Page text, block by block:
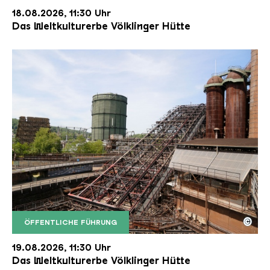
18.08.2026, 11:30 Uhr
Das Weltkulturerbe Völklinger Hütte
ÖFFENTLICHE FÜHRUNG
Der Erzschrägaufzug der Völklinger Hütte mit
Copyright: Weltkulturerbe Völklinger Hütte | Karl
©
19.08.2026, 11:30 Uhr
Das Weltkulturerbe Völklinger Hütte